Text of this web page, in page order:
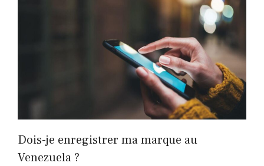
Dois-je enregistrer ma marque au
Venezuela ?